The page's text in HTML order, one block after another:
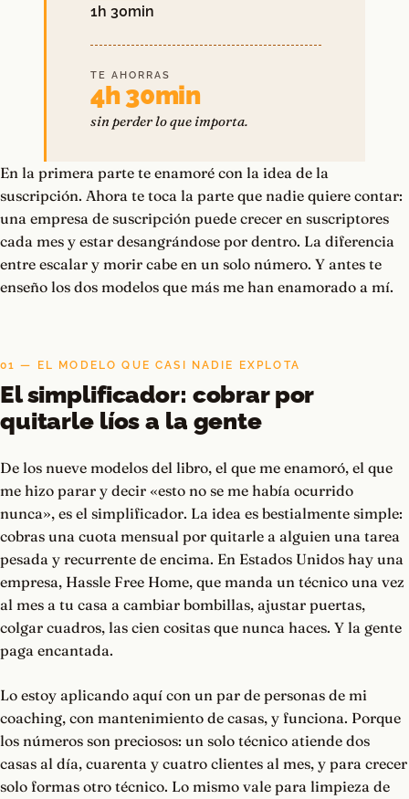
1h 30min
TE AHORRAS
4h 30min
sin perder lo que importa.
En la primera parte te enamoré con la idea de la
suscripción. Ahora te toca la parte que nadie quiere contar:
una empresa de suscripción puede crecer en suscriptores
cada mes y estar desangrándose por dentro. La diferencia
entre escalar y morir cabe en un solo número. Y antes te
enseño los dos modelos que más me han enamorado a mí.
01 — EL MODELO QUE CASI NADIE EXPLOTA
El simplificador: cobrar por
quitarle líos a la gente
De los nueve modelos del libro, el que me enamoró, el que
me hizo parar y decir «esto no se me había ocurrido
nunca», es el simplificador. La idea es bestialmente simple:
cobras una cuota mensual por quitarle a alguien una tarea
pesada y recurrente de encima. En Estados Unidos hay una
empresa, Hassle Free Home, que manda un técnico una vez
al mes a tu casa a cambiar bombillas, ajustar puertas,
colgar cuadros, las cien cositas que nunca haces. Y la gente
paga encantada.
Lo estoy aplicando aquí con un par de personas de mi
coaching, con mantenimiento de casas, y funciona. Porque
los números son preciosos: un solo técnico atiende dos
casas al día, cuarenta y cuatro clientes al mes, y para crecer
solo formas otro técnico. Lo mismo vale para limpieza de